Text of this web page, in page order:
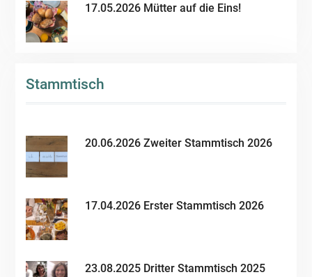
17.05.2026 Mütter auf die Eins!
Stammtisch
20.06.2026 Zweiter Stammtisch 2026
17.04.2026 Erster Stammtisch 2026
23.08.2025 Dritter Stammtisch 2025